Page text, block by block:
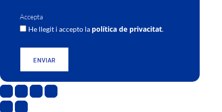
Accepta
He llegit i accepto la política de privacitat.
ENVIAR